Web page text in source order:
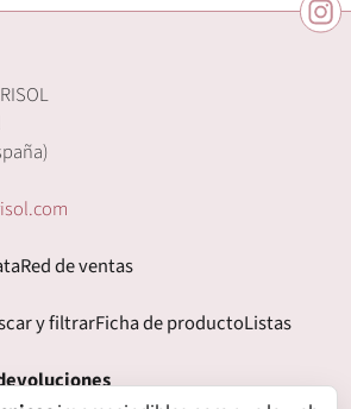
Red de ventas
y filtrarFicha de productoListas